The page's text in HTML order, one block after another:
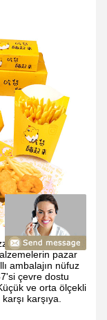
değişikliklere
pazar
ambalajın nüfuz
çevre dostu
ve orta ölçekli
karşıya.